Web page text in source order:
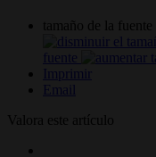
tamaño de la fuente
fuente
Imprimir
Email
Valora este artículo